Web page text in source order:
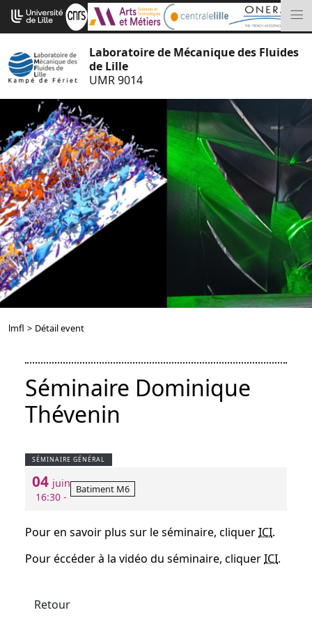
Aller
au
contenu
Laboratoire de Mécanique des Fluides
de Lille
UMR 9014
lmfl > Détail event
Séminaire Dominique
Thévenin
SÉMINAIRE GÉNÉRAL
04 juin
16:30 -
Batiment M6
Pour en savoir plus sur le séminaire, cliquerICI.
Pour éccéder à la vidéo du séminaire, cliquerICI.
Retour
Cookies management panel